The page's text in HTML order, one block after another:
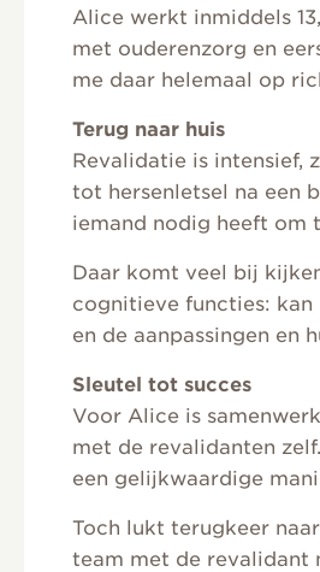
Alice werkt inmiddels
met ouderenzorg en
me daar helemaal op
Terug naar huis
Revalidatie is intensief,
tot hersenletsel na een
iemand nodig heeft om
Daar komt veel bij
cognitieve functies: kan
en de aanpassingen en
Sleutel tot succes
Voor Alice is
met de revalidanten
een gelijkwaardige
Toch lukt terugkeer
team met de revalidant